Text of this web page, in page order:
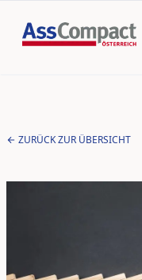
ZURÜCK ZUR ÜBERSICHT